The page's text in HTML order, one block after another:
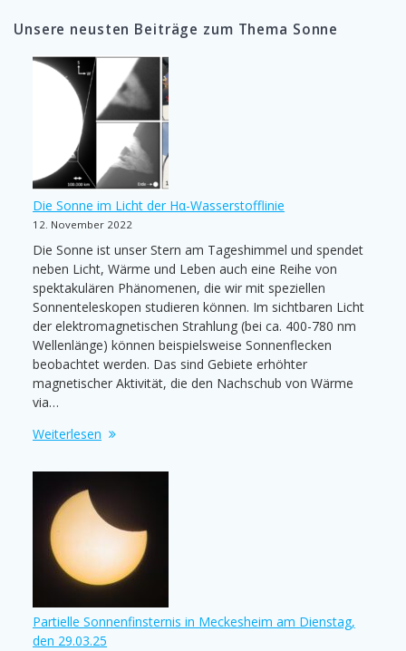
Unsere neusten Beiträge zum Thema Sonne
Die Sonne im Licht der Hα-Wasserstofflinie
12. November 2022
Die Sonne ist unser Stern am Tageshimmel und spendet
neben Licht, Wärme und Leben auch eine Reihe von
spektakulären Phänomenen, die wir mit speziellen
Sonnenteleskopen studieren können. Im sichtbaren Licht
der elektromagnetischen Strahlung (bei ca. 400-780 nm
Wellenlänge) können beispielsweise Sonnenflecken
beobachtet werden. Das sind Gebiete erhöhter
magnetischer Aktivität, die den Nachschub von Wärme
via…
Weiterlesen
Partielle Sonnenfinsternis in Meckesheim am Dienstag,
den 29.03.25